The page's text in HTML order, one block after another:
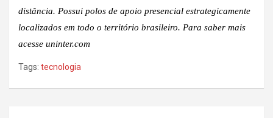
distância. Possui polos de apoio presencial estrategicamente
localizados em todo o território brasileiro. Para saber mais
acesse uninter.com
Tags: tecnologia